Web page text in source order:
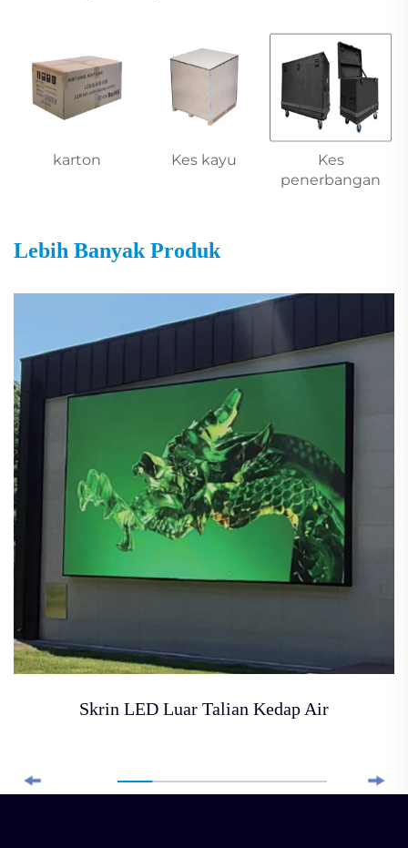
karton Kes kayu
Kes
penerbangan
Lebih Banyak Produk
Skrin LED Luar Talian Kedap Air